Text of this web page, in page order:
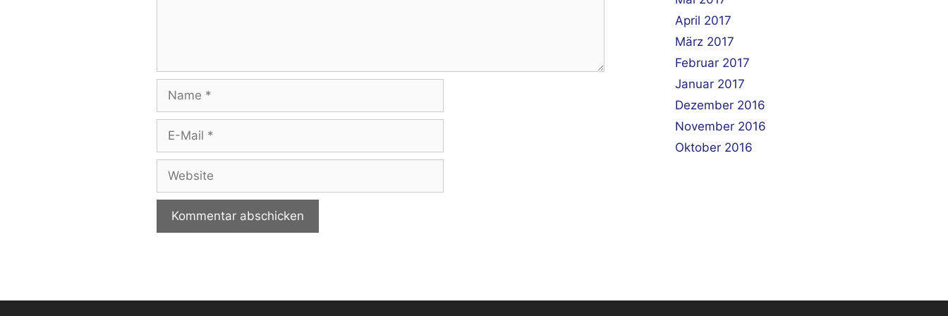
Name
Website
April 2017
März 2017
Februar 2017
Januar 2017
Dezember 2016
November 2016
Oktober 2016